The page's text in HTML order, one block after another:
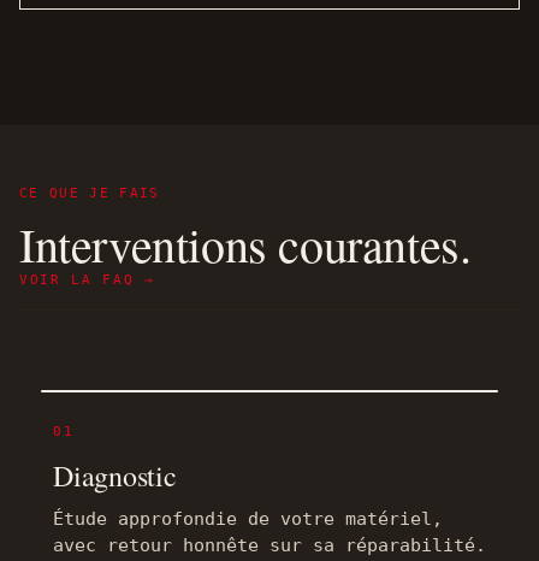
CE QUE JE FAIS
Interventions courantes.
VOIR LA FAQ →
01
Diagnostic
Étude approfondie de votre matériel,
avec retour honnête sur sa réparabilité.